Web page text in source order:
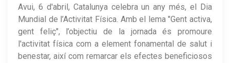
Avui, 6 d'abril, Catalunya celebra un any més, el Dia
Mundial de l’Activitat Física. Amb el lema "Gent activa,
gent feliç", l’objectiu de la jornada és promoure
l'activitat física com a element fonamental de salut i
benestar, així com remarcar els efectes beneficiosos